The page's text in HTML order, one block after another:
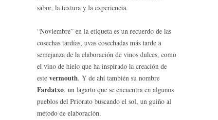
sabor, la textura y la experiencia.
“Noviembre” en la etiqueta es un recuerdo de las
cosechas tardías, uvas cosechadas más tarde a
semejanza de la elaboración de vinos dulces, como
el vino de hielo que ha inspirado la creación de
este vermouth. Y de ahí también su nombre
Fardatxo, un lagarto que se encuentra en algunos
pueblos del Priorato buscando el sol, un guiño al
método de elaboración.